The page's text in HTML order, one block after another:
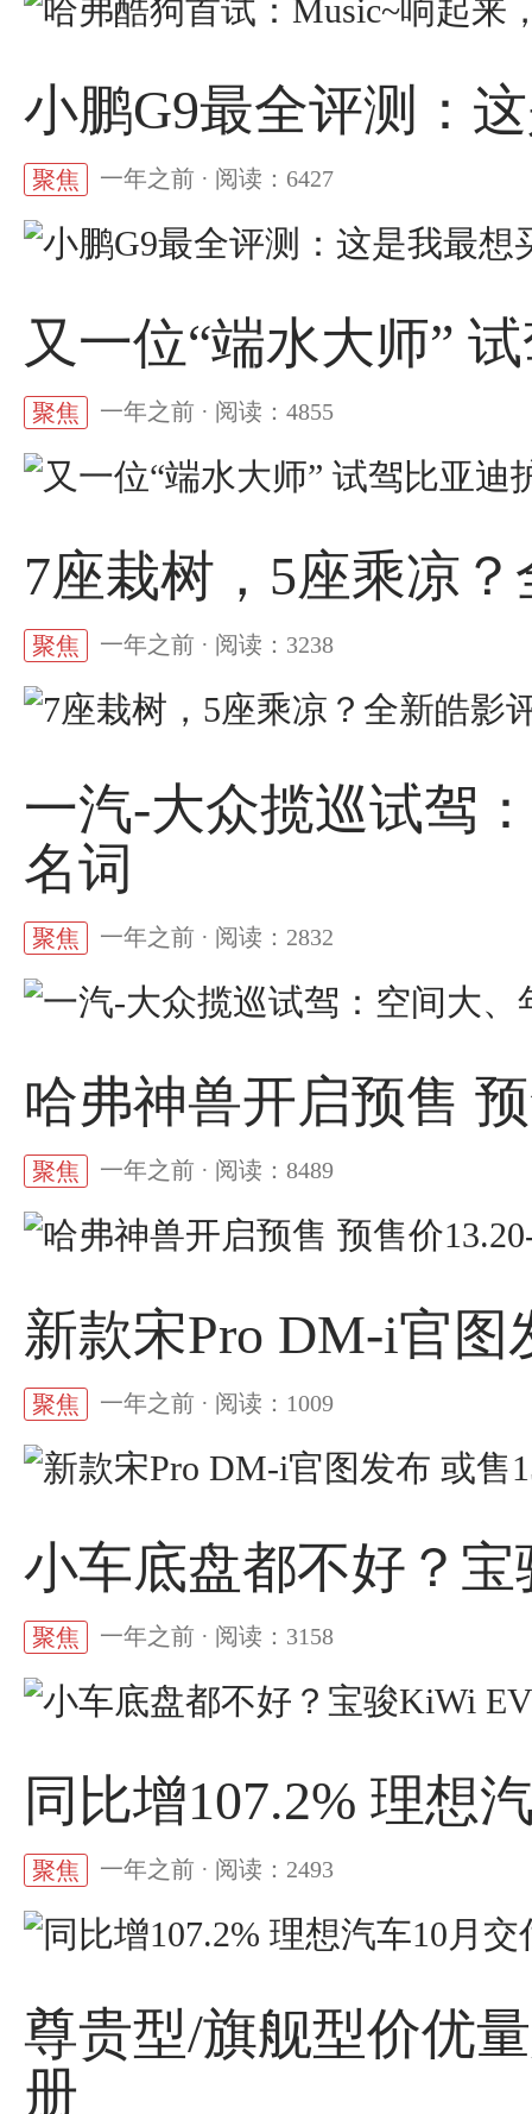
小鹏G9最全评测：
聚焦 一年之前 · 阅读：6427
又一位“端水大师”
聚焦 一年之前 · 阅读：4855
7座栽树，5座乘凉
聚焦 一年之前 · 阅读：3238
一汽-大众揽巡试驾
名词
聚焦 一年之前 · 阅读：2832
哈弗神兽开启预售
聚焦 一年之前 · 阅读：8489
新款宋Pro DM-i官图
聚焦 一年之前 · 阅读：1009
小车底盘都不好？
聚焦 一年之前 · 阅读：3158
同比增107.2% 理想
聚焦 一年之前 · 阅读：2493
尊贵型/旗舰型价优
册